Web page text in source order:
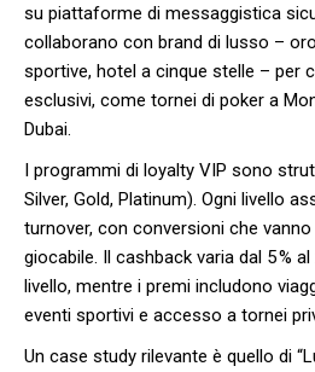
su piattaforme di messaggistica
collaborano con brand di lusso –
sportive, hotel a cinque stelle – per
esclusivi, come tornei di poker a
Dubai.
I programmi di loyalty VIP sono
Silver, Gold, Platinum). Ogni livello
turnover, con conversioni che vanno
giocabile. Il cashback varia dal 5 %
livello, mentre i premi includono
eventi sportivi e accesso a tornei
Un case study rilevante è quello di